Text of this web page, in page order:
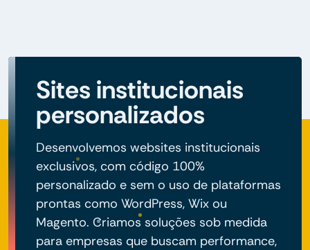
Sites institucionais
personalizados
Desenvolvemos websites institucionais
exclusivos, com código 100%
personalizado e sem o uso de plataformas
prontas como WordPress, Wix ou
Magento. Criamos soluções sob medida
para empresas que buscam performance,